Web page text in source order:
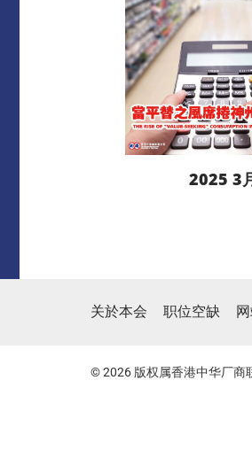
下载
2025 3
关於本会 职位空缺
© 2026 版权属香港中华厂商